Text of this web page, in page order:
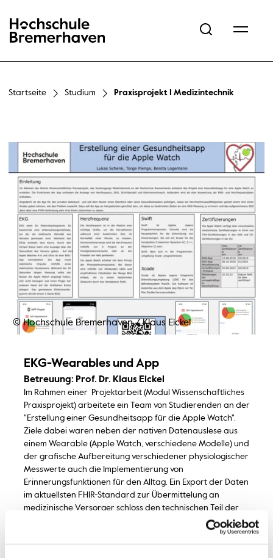
Hochschule Bremerhaven
Startseite Studium Praxisprojekt I Medizintechnik
© Hochschule Bremerhaven / Klaus Eickel
EKG-Wearables und App
Betreuung: Prof. Dr. Klaus Eickel
Im Rahmen einer Projektarbeit (Modul Wissenschaftliches
Praxisprojekt) arbeitete ein Team von Studierenden an der
"Erstellung einer Gesundheitsapp für die Apple Watch".
Ziele dabei waren neben der nativen Datenauslese aus
einem Wearable (Apple Watch, verschiedene Modelle) und
der grafische Aufbereitung verschiedener physiologischer
Messwerte auch die Implementierung von
Erinnerungsfunktionen für den Alltag. Ein Export der Daten
im aktuellsten FHIR-Standard zur Übermittelung an
medizinische Versorger schloss den technischen Teil der
Arbeit ab. Die Projektarbeit lief über ein Sommersemester.
Poster